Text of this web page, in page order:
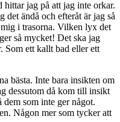
hittar jag på att jag inte orkar.
det ändå och efteråt är jag så
i trasorna. Vilken lyx det
så mycket! Det ska jag
Som ett kallt bad eller ett
bästa. Inte bara insikten om
dessutom då kom till insikt
som inte ger något.
Någon mer som tycker att